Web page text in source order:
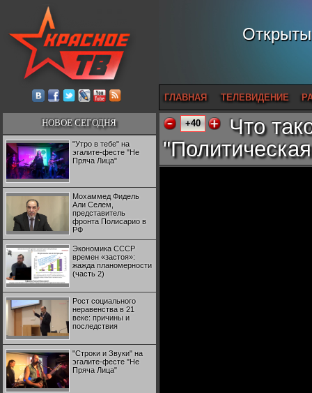
ГЛАВНАЯ ТЕЛЕВИДЕНИЕ
НОВОЕ СЕГОДНЯ
"Утро в тебе" на
эгалите-фесте "Не
Пряча Лица"
Мохаммед Фидель
Али Селем,
представитель
фронта Полисарио в
РФ
Экономика СССР
времен «застоя»:
жажда планомерности
(часть 2)
Рост социального
неравенства в 21
веке: причины и
последствия
"Строки и Звуки" на
эгалите-фесте "Не
Пряча Лица"
+40
Что